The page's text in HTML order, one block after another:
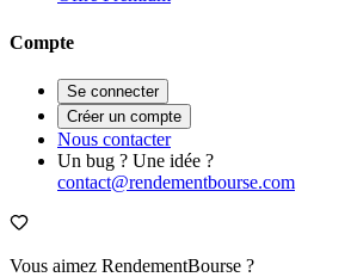
Compte
Se connecter
Créer un compte
Nous contacter
Un bug ? Une idée ?
contact@rendementbourse.com
Vous aimez RendementBourse ?